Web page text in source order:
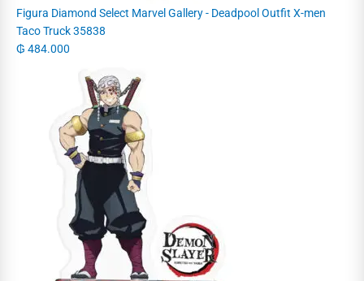
Figura Diamond Select Marvel Gallery - Deadpool Outfit X-men
Taco Truck 35838
₲ 484.000